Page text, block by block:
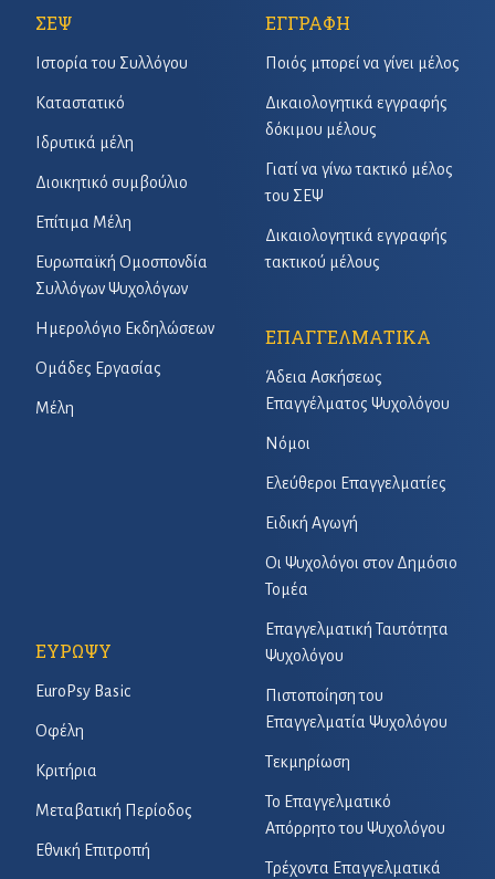
ΣΕΨ
Ιστορία του Συλλόγου
Καταστατικό
Ιδρυτικά μέλη
Διοικητικό συμβούλιο
Επίτιμα Μέλη
Ευρωπαϊκή Ομοσπονδία
Συλλόγων Ψυχολόγων
Ημερολόγιο Εκδηλώσεων
Ομάδες Εργασίας
Μέλη
ΕΓΓΡΑΦΗ
Ποιός μπορεί να γίνει μέλος
Δικαιολογητικά εγγραφής
δόκιμου μέλους
Γιατί να γίνω τακτικό μέλος
του ΣΕΨ
Δικαιολογητικά εγγραφής
τακτικού μέλους
ΕΠΑΓΓΕΛΜΑΤΙΚΑ
Άδεια Ασκήσεως
Επαγγέλματος Ψυχολόγου
Νόμοι
Ελεύθεροι Επαγγελματίες
Ειδική Αγωγή
Οι Ψυχολόγοι στον Δημόσιο
Τομέα
Επαγγελματική Ταυτότητα
Ψυχολόγου
Πιστοποίηση του
Επαγγελματία Ψυχολόγου
Τεκμηρίωση
Το Επαγγελματικό
Απόρρητο του Ψυχολόγου
Τρέχοντα Επαγγελματικά
ΕΥΡΩΨΥ
EuroPsy Basic
Οφέλη
Κριτήρια
Μεταβατική Περίοδος
Εθνική Επιτροπή